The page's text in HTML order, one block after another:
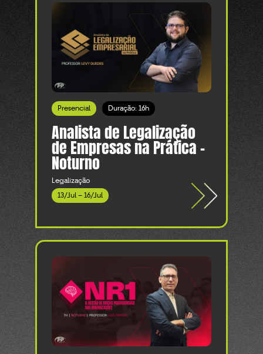
Presencial Duração: 16h
Analista de Legalização
de Empresas na Prática -
Noturno
Legalização
13/Jul – 16/Jul